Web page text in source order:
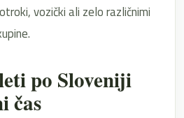
vozički ali zelo različnimi
po Sloveniji
čas